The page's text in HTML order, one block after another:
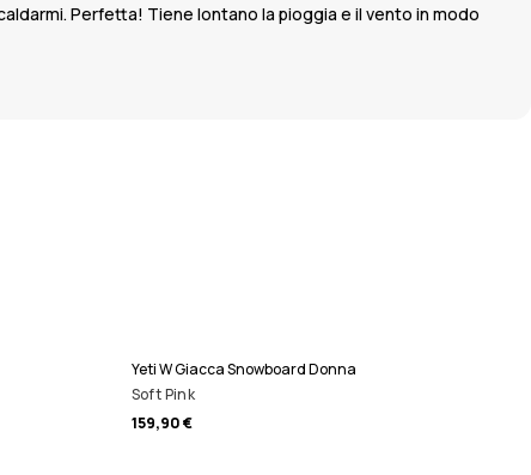
Perfetta! Tiene lontano la pioggia e il vento in modo
Yeti W Giacca Snowboard Donna
Soft Pink
159,90 €